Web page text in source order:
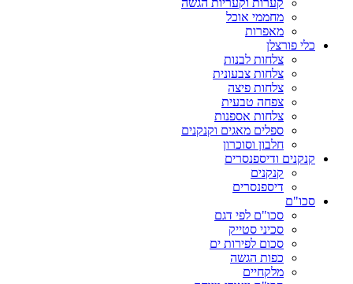
קערות וקעריות הגשה
מחממי אוכל
מאפרות
כלי פורצלן
צלחות לבנות
צלחות צבעונית
צלחות פיצה
צפחה טבעית
צלחות אספנות
ספלים מאגים וקנקנים
חלבון וסוכרון
קנקנים ודיספנסרים
קנקנים
דיספנסרים
סכו"ם
סכו"ם לפי דגם
סכיני סטייק
סכום לפירות ים
כפות הגשה
מלקחיים